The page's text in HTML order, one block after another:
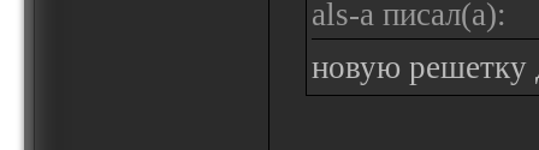
als-a писал(а):
новую решетку